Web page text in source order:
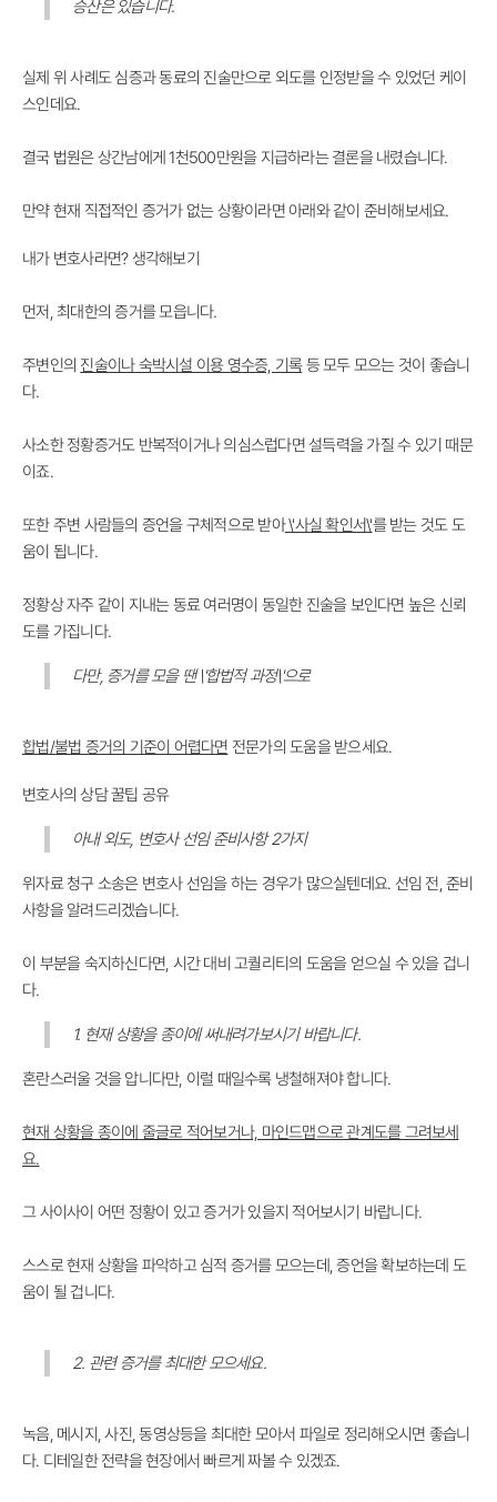
승산은 있습니다.
실제 위 사례도 심증과 동료의 진술만으로 외도를 인정받을 수 있었던 케이
스인데요.
결국 법원은 상간남에게 1천500만원을 지급하라는 결론을 내렸습니다.
만약 현재 직접적인 증거가 없는 상황이라면 아래와 같이 준비해보세요.
내가 변호사라면? 생각해보기
먼저, 최대한의 증거를 모읍니다.
주변인의 진술이나 숙박시설 이용 영수증, 기록등 모두 모으는 것이 좋습니
다.
사소한 정황증거도 반복적이거나 의심스럽다면 설득력을 가질 수 있기 때문
이죠.
또한 주변 사람들의 증언을 구체적으로 받아\'사실 확인서\'를 받는 것도 도
움이 됩니다.
정황상 자주 같이 지내는 동료 여러명이 동일한 진술을 보인다면 높은 신뢰
도를 가집니다.
다만, 증거를 모을 땐 \'합법적 과정\'으로
합법/불법 증거의 기준이 어렵다면 전문가의 도움을 받으세요.
변호사의 상담 꿀팁 공유
아내 외도, 변호사 선임 준비사항 2가지
위자료 청구 소송은 변호사 선임을 하는 경우가 많으실텐데요. 선임 전, 준비
사항을 알려드리겠습니다.
이 부분을 숙지하신다면, 시간 대비 고퀄리티의 도움을 얻으실 수 있을 겁니
다.
1. 현재 상황을 종이에 써내려가보시기 바랍니다.
혼란스러울 것을 압니다만, 이럴 때일수록 냉철해져야 합니다.
현재 상황을 종이에 줄글로 적어보거나, 마인드맵으로 관계도를 그려보세
요.
그 사이사이 어떤 정황이 있고 증거가 있을지 적어보시기 바랍니다.
스스로 현재 상황을 파악하고 심적 증거를 모으는데, 증언을 확보하는데 도
움이 될 겁니다.
2. 관련 증거를 최대한 모으세요.
녹음, 메시지, 사진, 동영상등을 최대한 모아서 파일로 정리해오시면 좋습니
다. 디테일한 전략을 현장에서 빠르게 짜볼 수 있겠죠.